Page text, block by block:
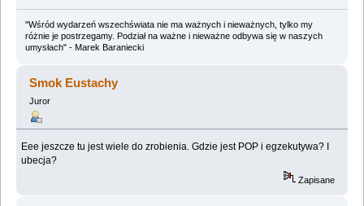
"Wśród wydarzeń wszechświata nie ma ważnych i nieważnych, tylko my
różnie je postrzegamy. Podział na ważne i nieważne odbywa się w naszych
umysłach" - Marek Baraniecki
Smok Eustachy
Juror
Eee jeszcze tu jest wiele do zrobienia. Gdzie jest POP i egzekutywa? I
ubecja?
Zapisane